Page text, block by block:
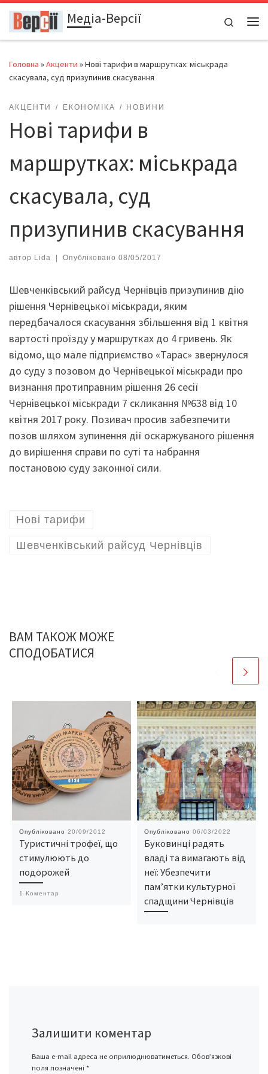
Перейти до вмістуМедіа-Версії
Search
Головна »Акценти »Нові тарифи в маршрутках: міськрада
скасувала, суд призупинив скасування
АКЦЕНТИ ЕКОНОМІКА НОВИНИ
Нові тарифи в
маршрутках: міськрада
скасувала, суд
призупинив скасування
автор Lida | Опубліковано 08/05/2017
Шевченківський райсуд Чернівців призупинив дію
рішення Чернівецької міськради, яким
передбачалося скасування збільшення від 1 квітня
вартості проїзду у маршрутках до 4 гривень. Як
відомо, що мале підприємство «Тарас» звернулося
до суду з позовом до Чернівецької міськради про
визнання протиправним рішення 26 сесії
Чернівецької міськради 7 скликання №638 від 10
квітня 2017 року. Позивач просив забезпечити
позов шляхом зупинення дії оскаржуваного рішення
до вирішення справи по суті та набрання
постановою суду законної сили.
Нові тарифи
Шевченківський райсуд Чернівців
ВАМ ТАКОЖ МОЖЕ
СПОДОБАТИСЯ
Опубліковано 20/09/2012
Туристичні трофеї, що
стимулюють до
подорожей
1 Коментар
Опубліковано 06/03/2022
Буковинці радять
владі та вимагають від
неї: Убезпечити
пам’ятки культурної
спадщини Чернівців
Залишити коментар
Ваша e-mail адреса не оприлюднюватиметься. Обов’язкові
поля позначені *